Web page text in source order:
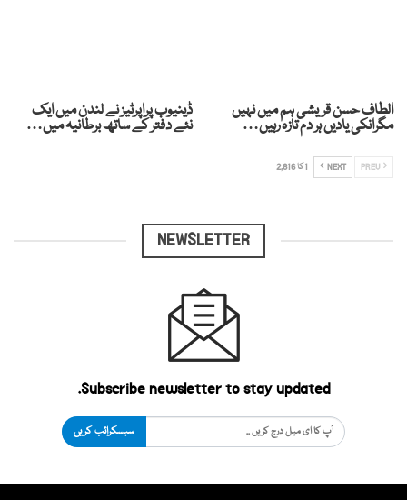
الطاف حسن قریشی ہم میں نہیں
مگرانکی یادیں ہر دم تازہ رہیں…
ڈینیوب پراپرٹیز نے لندن میں ایک
نئے دفتر کے ساتھ برطانیہ میں…
NEXT 1 کا 2,816
NEWSLETTER
Subscribe newsletter to stay updated.
سبسکرائب کریں